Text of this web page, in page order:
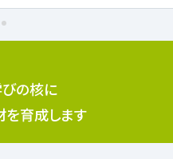
の核に
を育成します